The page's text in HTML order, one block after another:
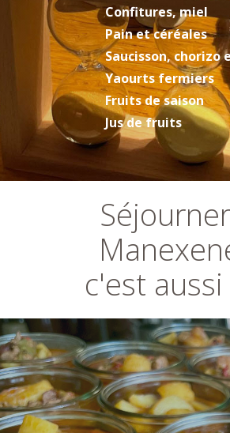
Confitures, miel
Pain et céréales
Saucisson, chorizo
Yaourts fermiers
Fruits de saison
Jus de fruits